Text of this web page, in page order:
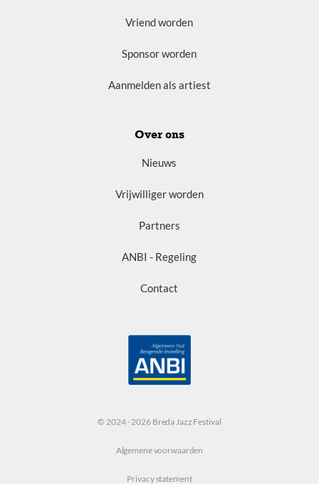
Vriend worden
Sponsor worden
Aanmelden als artiest
Over ons
Nieuws
Vrijwilliger worden
Partners
ANBI - Regeling
Contact
© 2024 - 2026 Breda Jazz Festival
Algemene voorwaarden
Privacy statement